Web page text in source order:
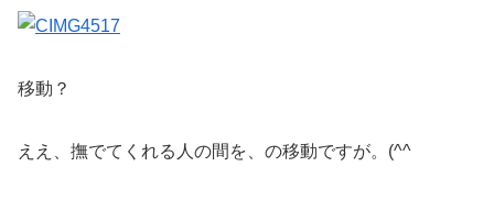
移動？
ええ、撫でてくれる人の間を、の移動ですが。(^^ゞ